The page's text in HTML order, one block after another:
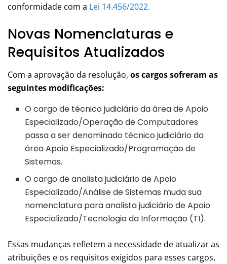
conformidade com a Lei 14.456/2022.
Novas Nomenclaturas e
Requisitos Atualizados
Com a aprovação da resolução, os cargos sofreram as
seguintes modificações:
O cargo de técnico judiciário da área de Apoio
Especializado/Operação de Computadores
passa a ser denominado técnico judiciário da
área Apoio Especializado/Programação de
Sistemas.
O cargo de analista judiciário de Apoio
Especializado/Análise de Sistemas muda sua
nomenclatura para analista judiciário de Apoio
Especializado/Tecnologia da Informação (TI).
Essas mudanças refletem a necessidade de atualizar as
atribuições e os requisitos exigidos para esses cargos,